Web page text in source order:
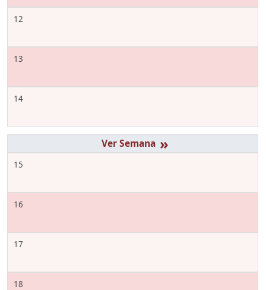
12
13
14
»
15
16
17
18